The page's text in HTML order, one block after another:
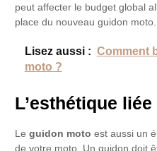
peut affecter le budget global
place du nouveau guidon moto.
Lisez aussi : Comment
moto ?
L’esthétique
Leguidon moto est aussi un
de votre moto. Un guidon doit